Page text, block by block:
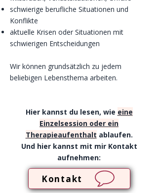
schwierige berufliche Situationen und
Konflikte
aktuelle Krisen oder Situationen mit
schwierigen Entscheidungen
Wir können grundsätzlich zu jedem
beliebigen Lebensthema arbeiten.
Hier kannst du lesen, wie eine
Einzelsession oder ein
Therapieaufenthalt ablaufen.
Und hier kannst mit mir Kontakt
aufnehmen:
Kontakt